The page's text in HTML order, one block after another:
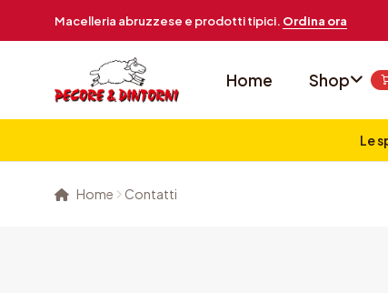
Macelleria abruzzese e prodotti tipici. Ordina ora
Home Shop
Le
Home Contatti